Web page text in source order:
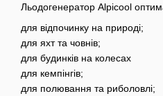
Льодогенератор Alpicool
для відпочинку на природі;
для яхт та човнів;
для будинків на колесах
для кемпінгів;
для полювання та риболовлі;